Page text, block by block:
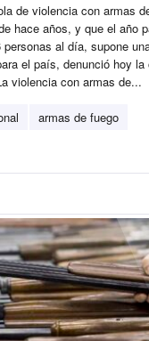
de violencia con armas
hace años, y que el año
personas al día, supone
el país, denunció hoy
violencia con armas de...
armas de fuego